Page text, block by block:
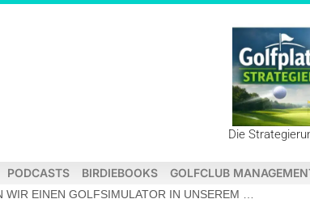
Die
PODCASTS BIRDIEBOOKS GOLFCLUB